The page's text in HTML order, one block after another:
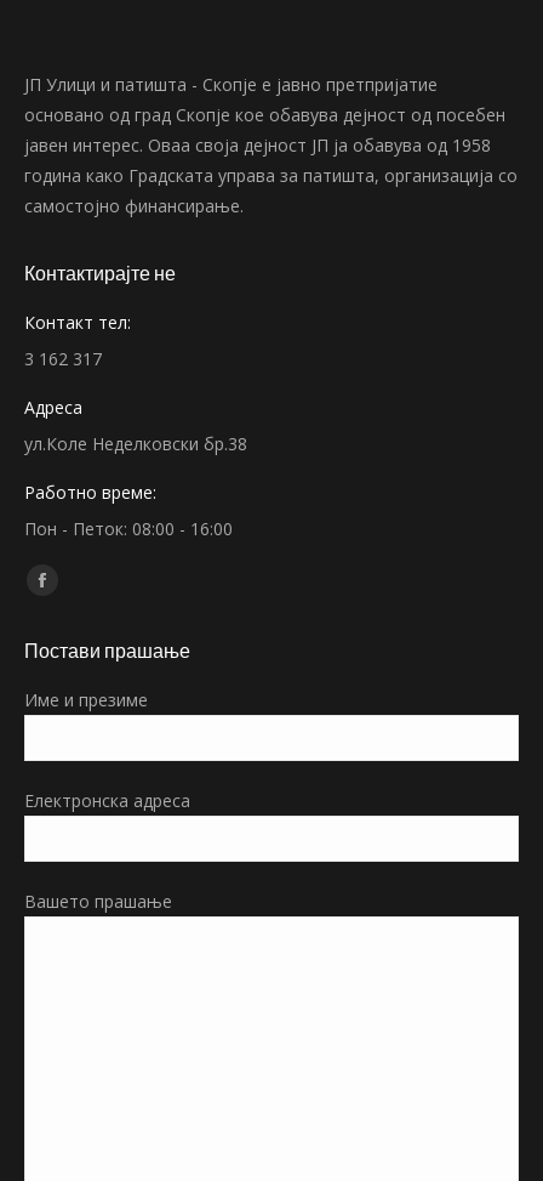
ЈП Улици и патишта - Скопје е јавно претпријатие
основано од град Скопје кое обавува дејност од посебен
јавен интерес. Оваа своја дејност ЈП ја обавува од 1958
година како Градската управа за патишта, организација со
самостојно финансирање.
Контактирајте не
Контакт тел:
3 162 317
Адреса
ул.Коле Неделковски бр.38
Работно време:
Пон - Петок: 08:00 - 16:00
Find us on:
Facebook
opens
new
Постави прашање
Име и презиме
Електронска адреса
Вашето прашање